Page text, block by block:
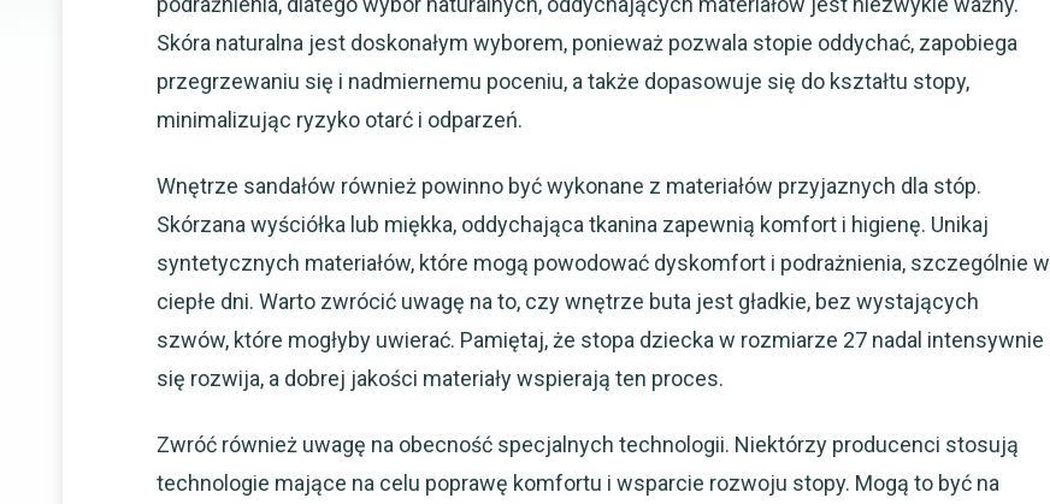
Skóra naturalna jest doskonałym wyborem, ponieważ pozwala stopie oddychać, zapobiega
przegrzewaniu się i nadmiernemu poceniu, a także dopasowuje się do kształtu stopy,
minimalizując ryzyko otarć i odparzeń.
Wnętrze sandałów również powinno być wykonane z materiałów przyjaznych dla stóp.
Skórzana wyściółka lub miękka, oddychająca tkanina zapewnią komfort i higienę. Unikaj
syntetycznych materiałów, które mogą powodować dyskomfort i podrażnienia, szczególnie w
ciepłe dni. Warto zwrócić uwagę na to, czy wnętrze buta jest gładkie, bez wystających
szwów, które mogłyby uwierać. Pamiętaj, że stopa dziecka w rozmiarze 27 nadal intensywnie
się rozwija, a dobrej jakości materiały wspierają ten proces.
Zwróć również uwagę na obecność specjalnych technologii. Niektórzy producenci stosują
technologie mające na celu poprawę komfortu i wsparcie rozwoju stopy. Mogą to być na